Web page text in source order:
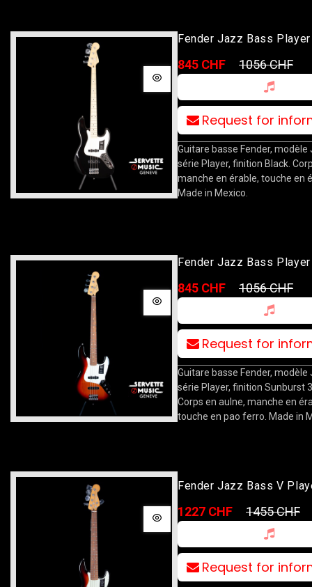
Fender Jazz Bass
845 CHF 1056 CHF
Request for
Guitare basse Fender, modèle
série Player, finition Black.
manche en érable, touche en
Made in Mexico.
Fender Jazz Bass
845 CHF 1056 CHF
Request for
Guitare basse Fender, modèle
série Player, finition Sunburst
Corps en aulne, manche en
touche en pao ferro. Made in
Fender Jazz Bass V
1227 CHF 1455 CHF
Request for